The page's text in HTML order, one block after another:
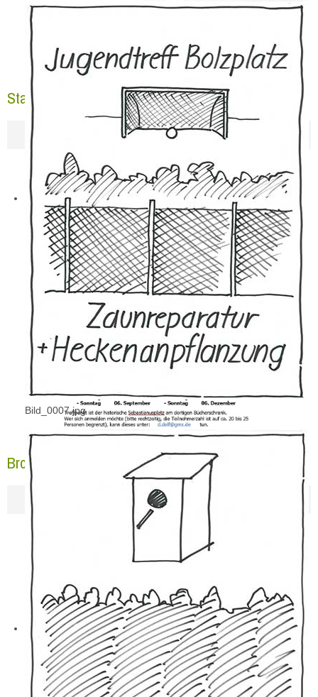
Bild_0007.jpg
Stadtführungen in Hülchrath 2026
Bronzemedaille 2025